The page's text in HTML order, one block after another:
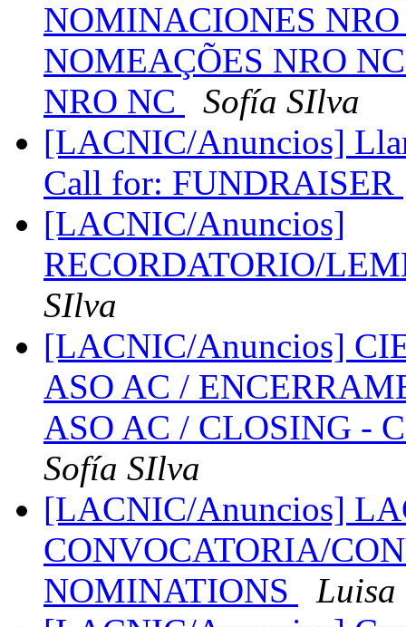
NOMINACIONES
NOMEAÇÕES NRO
NRO NC
Sofía SIlva
[LACNIC/Anuncios]
Call for: FUNDRAISER
[LACNIC/Anuncios]
RECORDATORIO/
SIlva
[LACNIC/Anuncios]
ASO AC /
ASO AC / CLOSING -
Sofía SIlva
[LACNIC/Anuncios]
CONVOCATORIA/
NOMINATIONS